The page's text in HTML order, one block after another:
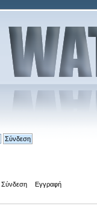
Σύνδεση Εγγραφή